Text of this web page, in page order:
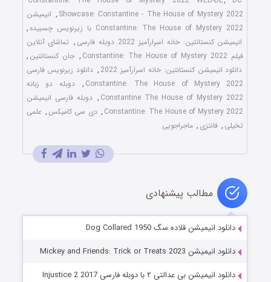
Showcase: Constantine - The House of Mystery 2022
, انیمیشن
Constantine: The House of Mystery 2022 با زیرنویس چسبیده
,
انیمیشن کنستانتین: خانه اسرارآمیز 2022 دوبله فارسی
, تماشای آنلاین
فیلم Constantine: The House of Mystery 2022
, جان کنستانتین ,
دانلود انیمیشن کنستانتین: خانه اسرارآمیز 2022
, دانلود زیرنویس فارسی
Constantine: The House of Mystery 2022
,
دوبله دو زبانه
Constantine The House of Mystery 2022
, دوبله فارسی انیمیشن
Constantine: The House of Mystery 2022
, دی سی کامیکس , علمی
تخیلی , فانتزی , ماجراجویی
مطالب پیشنهادی
دانلود انیمیشن قلاده سگ Dog Collared 1950
دانلود انیمیشن Mickey and Friends: Trick or Treats 2023
دانلود انیمیشن بی عدالتی ۲ با دوبله فارسی Injustice 2 2017